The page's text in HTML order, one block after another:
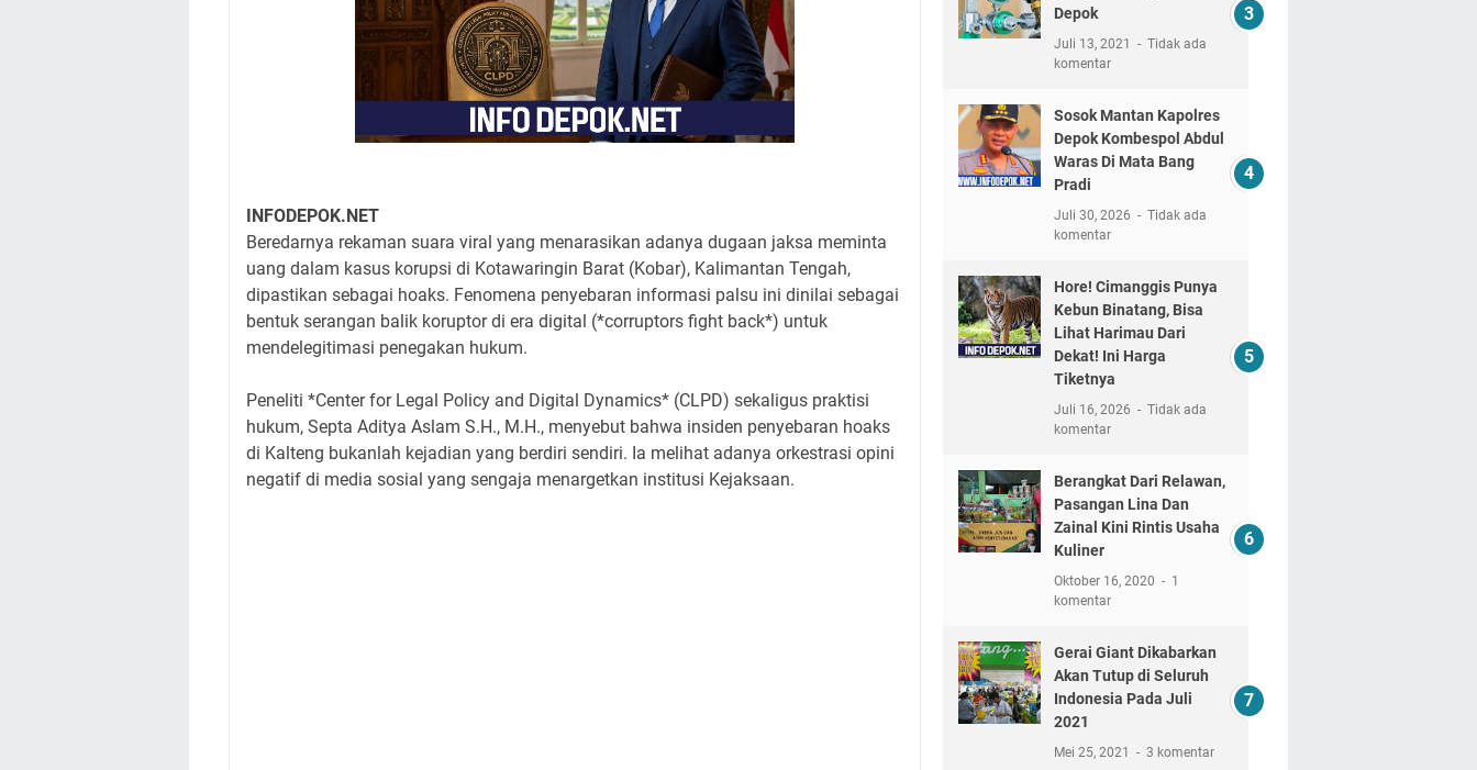
INFODEPOK.NET
Beredarnya rekaman suara viral yang menarasikan adanya dugaan jaksa meminta
uang dalam kasus korupsi di Kotawaringin Barat (Kobar), Kalimantan Tengah,
dipastikan sebagai hoaks. Fenomena penyebaran informasi palsu ini dinilai sebagai
bentuk serangan balik koruptor di era digital (*corruptors fight back*) untuk
mendelegitimasi penegakan hukum.
Peneliti *Center for Legal Policy and Digital Dynamics* (CLPD) sekaligus praktisi
hukum, Septa Aditya Aslam S.H., M.H., menyebut bahwa insiden penyebaran hoaks
di Kalteng bukanlah kejadian yang berdiri sendiri. Ia melihat adanya orkestrasi opini
negatif di media sosial yang sengaja menargetkan institusi Kejaksaan.
Depok
Juli 13, 2021
Tidak ada
komentar
Sosok Mantan Kapolres
Depok Kombespol Abdul
Waras Di Mata Bang
Pradi
Juli 30, 2026
Tidak ada
komentar
Hore! Cimanggis Punya
Kebun Binatang, Bisa
Lihat Harimau Dari
Dekat! Ini Harga
Tiketnya
Juli 16, 2026
Tidak ada
komentar
Berangkat Dari Relawan,
Pasangan Lina Dan
Zainal Kini Rintis Usaha
Kuliner
Oktober 16, 2020
1
komentar
Gerai Giant Dikabarkan
Akan Tutup di Seluruh
Indonesia Pada Juli
2021
Mei 25, 2021 3 komentar